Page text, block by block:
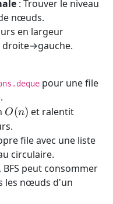
: Trouver le niveau
nœuds.
en largeur
pour une file
O(n)
O(n) et ralentit
file avec une liste
circulaire.
peut consommer
les nœuds d'un